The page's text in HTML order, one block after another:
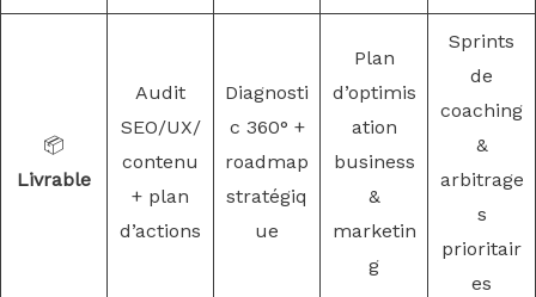
📦
Livrable
Audit
SEO/UX/
contenu
+ plan
d’actions
Diagnosti
c 360° +
roadmap
stratégiq
ue
Plan
d’optimis
ation
business
&
marketin
g
Sprints
de
coaching
&
arbitrage
s
prioritair
es